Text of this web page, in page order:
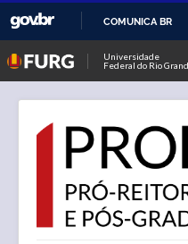
COMUNICA BR
Universidade
Federal do Rio